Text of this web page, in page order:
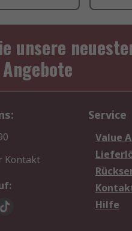
unsere
Kontakt
Service
Value
Hilfe